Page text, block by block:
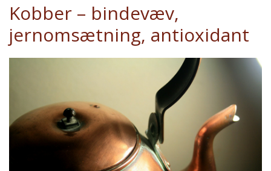
Kobber – bindevæv,
jernomsætning, antioxidant